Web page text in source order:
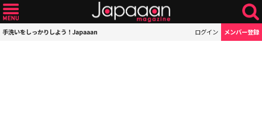
手洗いをしっかりしよう！Japaaan ログイン メンバー登録